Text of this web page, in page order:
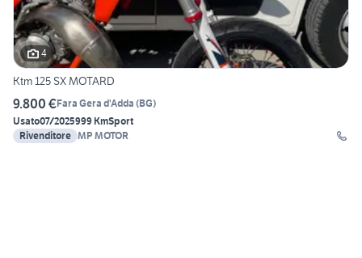
4
Ktm 125 SX MOTARD
9.800 €Fara Gera d'Adda (BG)
Usato07/2025999 KmSport
Rivenditore MP MOTOR